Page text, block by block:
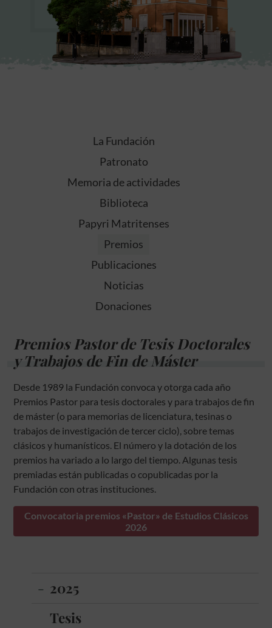
La Fundación
Patronato
Memoria de actividades
Biblioteca
Papyri Matritenses
Premios
Publicaciones
Noticias
Donaciones
Premios Pastor de Tesis Doctorales
y Trabajos de Fin de Máster
Desde 1989 la Fundación convoca y otorga cada año
Premios Pastor para tesis doctorales y para trabajos de fin
de máster (o para memorias de licenciatura, tesinas o
trabajos de investigación de tercer ciclo), sobre temas
clásicos y humanísticos. El número y la dotación de los
premios ha variado a lo largo del tiempo. Algunas tesis
premiadas están publicadas o copublicadas por la
Fundación con otras instituciones.
Convocatoria premios «Pastor» de Estudios Clásicos
2026
2025
Tesis